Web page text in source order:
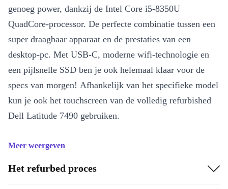
genoeg power, dankzij de Intel Core i5-8350U
QuadCore-processor. De perfecte combinatie tussen een
super draagbaar apparaat en de prestaties van een
desktop-pc. Met USB-C, moderne wifi-technologie en
een pijlsnelle SSD ben je ook helemaal klaar voor de
specs van morgen! Afhankelijk van het specifieke model
kun je ook het touchscreen van de volledig refurbished
Dell Latitude 7490 gebruiken.
Meer weergeven
Het refurbed proces